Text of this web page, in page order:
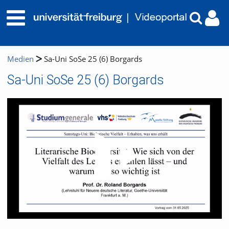
Medien Sa-Uni SoSe 25 (6) Borgards
Sa-Uni SoSe 25 (6) Borgards